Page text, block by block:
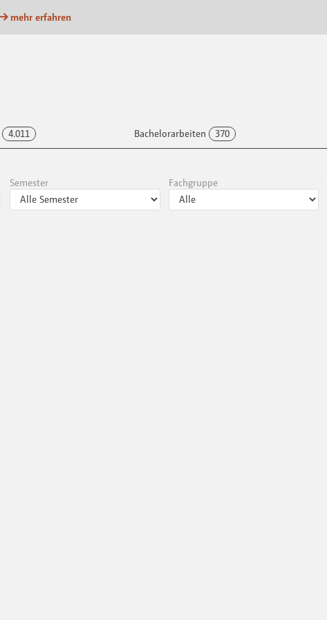
mehr erfahren
4.011 Bachelorarbeiten 370
Semester Fachgruppe